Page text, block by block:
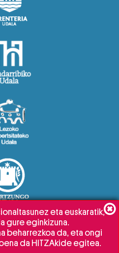
eta euskaratik,
gure eginkizuna.
beharrezkoa da, eta ongi
da HITZAkide egitea.